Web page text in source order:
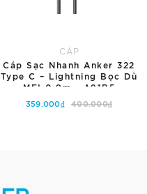
CÁP
Cáp Sạc Nhanh Anker 322
Type C – Lightning Bọc Dù
MFI 0.9m - A81B5
359.000₫ 400.000₫